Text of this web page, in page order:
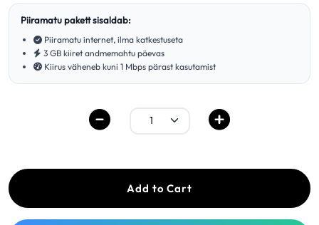
Piiramatu pakett sisaldab:
Piiramatu internet, ilma katkestuseta
3 GB kiiret andmemahtu päevas
Kiirus väheneb kuni 1 Mbps pärast kasutamist
Add to Cart